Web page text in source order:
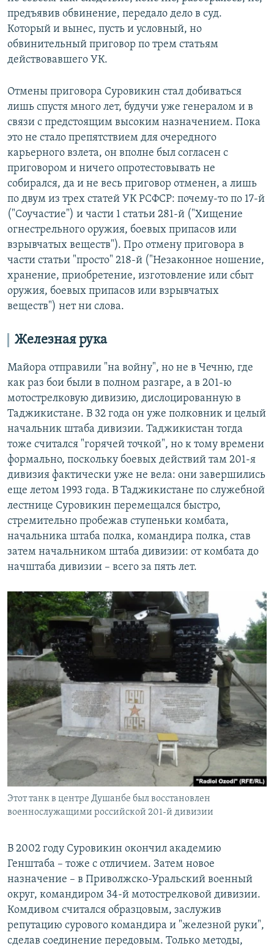
предъявив обвинение, передало дело в суд.
Который и вынес, пусть и условный, но
обвинительный приговор по трем статьям
действовавшего УК.
Отмены приговора Суровикин стал добиваться
лишь спустя много лет, будучи уже генералом и в
связи с предстоящим высоким назначением. Пока
это не стало препятствием для очередного
карьерного взлета, он вполне был согласен с
приговором и ничего опротестовывать не
собирался, да и не весь приговор отменен, а лишь
по двум из трех статей УК РСФСР: почему-то по 17-й
("Соучастие") и части 1 статьи 281-й ("Хищение
огнестрельного оружия, боевых припасов или
взрывчатых веществ"). Про отмену приговора в
части статьи "просто" 218-й ("Незаконное ношение,
хранение, приобретение, изготовление или сбыт
оружия, боевых припасов или взрывчатых
веществ") нет ни слова.
Железная рука
Майора отправили "на войну", но не в Чечню, где
как раз бои были в полном разгаре, а в 201-ю
мотострелковую дивизию, дислоцированную в
Таджикистане. В 32 года он уже полковник и целый
начальник штаба дивизии. Таджикистан тогда
тоже считался "горячей точкой", но к тому времени
формально, поскольку боевых действий там 201-я
дивизия фактически уже не вела: они завершились
еще летом 1993 года. В Таджикистане по служебной
лестнице Суровикин перемещался быстро,
стремительно пробежав ступеньки комбата,
начальника штаба полка, командира полка, став
затем начальником штаба дивизии: от комбата до
начштаба дивизии – всего за пять лет.
Этот танк в центре Душанбе был восстановлен
военнослужащими российской 201-й дивизии
В 2002 году Суровикин окончил академию
Генштаба – тоже с отличием. Затем новое
назначение – в Приволжско-Уральский военный
округ, командиром 34-й мотострелковой дивизии.
Комдивом считался образцовым, заслужив
репутацию сурового командира и "железной руки",
сделав соединение передовым. Только методы,